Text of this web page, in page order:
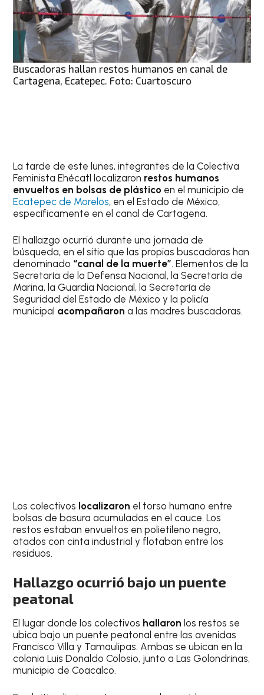
Buscadoras hallan restos humanos en canal de
Cartagena, Ecatepec. Foto: Cuartoscuro
La tarde de este lunes, integrantes de la Colectiva
Feminista Ehécatl localizaron restos humanos
envueltos en bolsas de plástico en el municipio de
Ecatepec de Morelos, en el Estado de México,
específicamente en el canal de Cartagena.
El hallazgo ocurrió durante una jornada de
búsqueda, en el sitio que las propias buscadoras han
denominado “canal de la muerte”. Elementos de la
Secretaría de la Defensa Nacional, la Secretaría de
Marina, la Guardia Nacional, la Secretaría de
Seguridad del Estado de México y la policía
municipal acompañaron a las madres buscadoras.
Los colectivos localizaron el torso humano entre
bolsas de basura acumuladas en el cauce. Los
restos estaban envueltos en polietileno negro,
atados con cinta industrial y flotaban entre los
residuos.
Hallazgo ocurrió bajo un puente
peatonal
El lugar donde los colectivos hallaron los restos se
ubica bajo un puente peatonal entre las avenidas
Francisco Villa y Tamaulipas. Ambas se ubican en la
colonia Luis Donaldo Colosio, junto a Las Golondrinas,
municipio de Coacalco.